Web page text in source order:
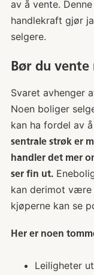
av å vente.
handlekraft gjør
selgere.
Bør du
Svaret avhenger
Noen boliger
kan ha fordel av
sentrale strøk er
handler det mer
ser fin ut.
kan derimot være
kjøperne kan se
Her er noen
Leiligheter